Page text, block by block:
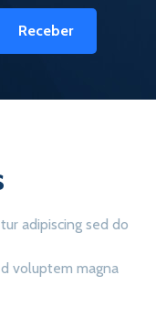
Receber
adipiscing sed do
voluptem magna